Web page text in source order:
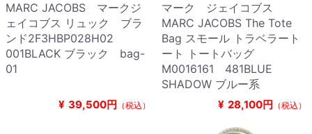
MARC JACOBS マークジ
ェイコブス リュック ブラ
ンド2F3HBP028H02
001BLACK ブラック bag-
01
¥ 39,500円 （税込）
マーク ジェイコブス
MARC JACOBS The Tote
Bag スモール トラベラート
ート トートバッグ
M0016161 481BLUE
SHADOW ブルー系
¥ 28,100円 （税込）